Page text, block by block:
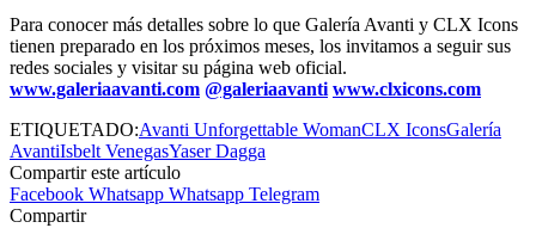
Para conocer más detalles sobre lo que Galería Avanti y CLX Icons
tienen preparado en los próximos meses, los invitamos a seguir sus
redes sociales y visitar su página web oficial.
www.galeriaavanti.com @galeriaavanti www.clxicons.com
ETIQUETADO:Avanti Unforgettable WomanCLX IconsGalería
AvantiIsbelt VenegasYaser Dagga
Compartir este artículo
Facebook Whatsapp Whatsapp Telegram
Compartir